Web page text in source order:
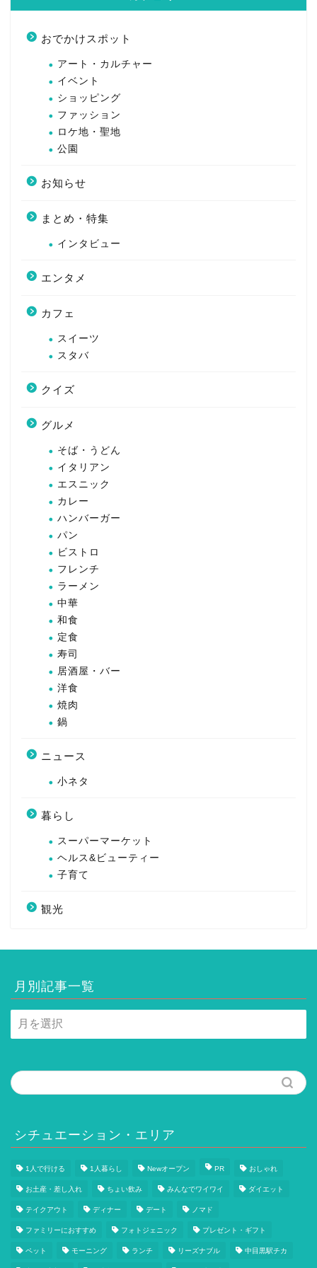
おでかけスポット
アート・カルチャー
イベント
ショッピング
ファッション
ロケ地・聖地
公園
お知らせ
まとめ・特集
インタビュー
エンタメ
カフェ
スイーツ
スタバ
クイズ
グルメ
そば・うどん
イタリアン
エスニック
カレー
ハンバーガー
パン
ビストロ
フレンチ
ラーメン
中華
和食
定食
寿司
居酒屋・バー
洋食
焼肉
鍋
ニュース
小ネタ
暮らし
スーパーマーケット
ヘルス&ビューティー
子育て
観光
月別記事一覧
月
別
一
覧
シチュエーション・エリア
1人で行ける 1人暮らし Newオープン PR おしゃれ
お土産・差し入れ ちょい飲み みんなでワイワイ ダイエット
テイクアウト ディナー デート ノマド
ファミリーにおすすめ フォトジェニック プレゼント・ギフト
ペット モーニング ランチ リーズナブル 中目黒駅チカ